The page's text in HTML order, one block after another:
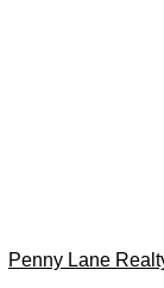
Penny Lane